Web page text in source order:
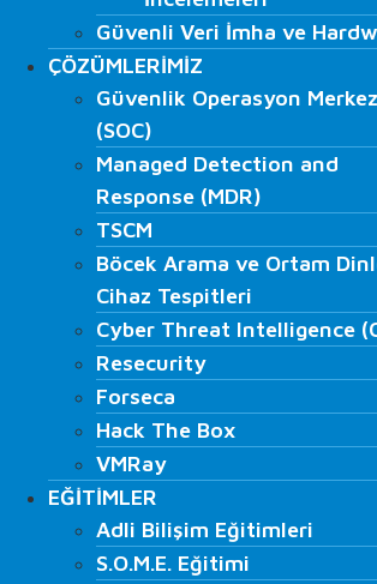
Güvenli Veri İmha ve
ÇÖZÜMLERİMİZ
Güvenlik Operasyon
(SOC)
Managed Detection and
Response (MDR)
TSCM
Böcek Arama ve Ortam
Cihaz Tespitleri
Cyber Threat Intelligence
Resecurity
Forseca
Hack The Box
VMRay
EĞİTİMLER
Adli Bilişim Eğitimleri
S.O.M.E. Eğitimi
Güvenli Veri İmha ve
ÇÖZÜMLERİMİZ
Güvenlik Operasyon
(SOC)
Managed Detection and
Response (MDR)
TSCM
Böcek Arama ve Ortam
Cihaz Tespitleri
Cyber Threat Intelligence
Resecurity
Forseca
Hack The Box
VMRay
EĞİTİMLER
Adli Bilişim Eğitimleri
S.O.M.E. Eğitimi